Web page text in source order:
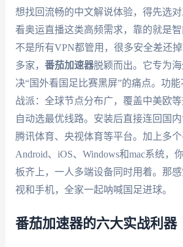
想找回流畅的中文解说体验，得先选
看奥运直播这类高频需求，靠的就是智
不是所有VPN都管用，很多安全差还
多家， 番茄加速器脱颖而出。它专为
决“国外看国足比赛黑屏”的痛点。功
战派：全球节点分布广，覆盖中美欧
自动选最优线路。安装后直接连回国
腾讯体育、央视体育等平台。加上多
Android、iOS、Windows和mac系统，
板齐上，一人多端设备同时用着。那
视和手机，全家一起呐喊国足进球。
番茄加速器的六大实战利器